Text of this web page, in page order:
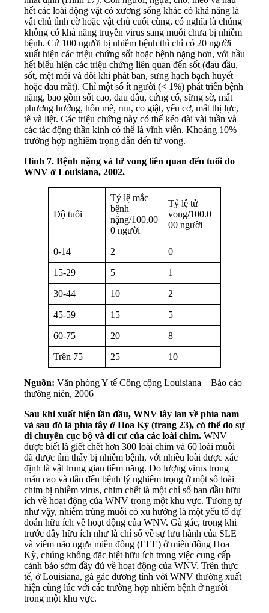
hết các loài động vật có xương sống khác có khả năng là
vật chủ tình cờ hoặc vật chủ cuối cùng, có nghĩa là chúng
không có khả năng truyền virus sang muỗi chưa bị nhiễm
bệnh. Cứ 100 người bị nhiễm bệnh thì chỉ có 20 người
xuất hiện các triệu chứng sốt hoặc bệnh nặng hơn, với hầu
hết biểu hiện các triệu chứng liên quan đến sốt (đau đầu,
sốt, mệt mỏi và đôi khi phát ban, sưng hạch bạch huyết
hoặc đau mắt). Chỉ một số ít người (< 1%) phát triển bệnh
nặng, bao gồm sốt cao, đau đầu, cứng cổ, sững sờ, mất
phương hướng, hôn mê, run, co giật, yếu cơ, mất thị lực,
tê và liệt. Các triệu chứng này có thể kéo dài vài tuần và
các tác động thần kinh có thể là vĩnh viễn. Khoảng 10%
trường hợp nghiêm trọng dẫn đến tử vong.
Hình 7. Bệnh nặng và tử vong liên quan đến tuổi do
WNV ở Louisiana, 2002.
Độ tuổi
Tỷ lệ mắc
bệnh
nặng/100.00
0 người
Tỷ lệ tử
vong/100.0
00 người
0-14 2 0
15-29 5 1
30-44 10 2
45-59 15 5
60-75 20 8
Trên 75 25 10
Nguồn: Văn phòng Y tế Công cộng Louisiana – Báo cáo
thường niên, 2006
Sau khi xuất hiện lần đầu, WNV lây lan về phía nam
và sau đó là phía tây ở Hoa Kỳ (trang 23), có thể do sự
di chuyển cục bộ và di cư của các loài chim. WNV
được biết là giết chết hơn 300 loài chim và 60 loài muỗi
đã được tìm thấy bị nhiễm bệnh, với nhiều loài được xác
định là vật trung gian tiềm năng. Do lượng virus trong
máu cao và dẫn đến bệnh lý nghiêm trọng ở một số loài
chim bị nhiễm virus, chim chết là một chỉ số ban đầu hữu
ích về hoạt động của WNV trong một khu vực. Tương tự
như vậy, nhiễm trùng muỗi có xu hướng là một yếu tố dự
đoán hữu ích về hoạt động của WNV. Gà gác, trong khi
trước đây hữu ích như là chỉ số về sự lưu hành của SLE
và viêm não ngựa miền đông (EEE) ở miền đông Hoa
Kỳ, chúng không đặc biệt hữu ích trong việc cung cấp
cảnh báo sớm đầy đủ về hoạt động của WNV. Trên thực
tế, ở Louisiana, gà gác dương tính với WNV thường xuất
hiện cùng lúc với các trường hợp nhiễm bệnh ở người
trong một khu vực.